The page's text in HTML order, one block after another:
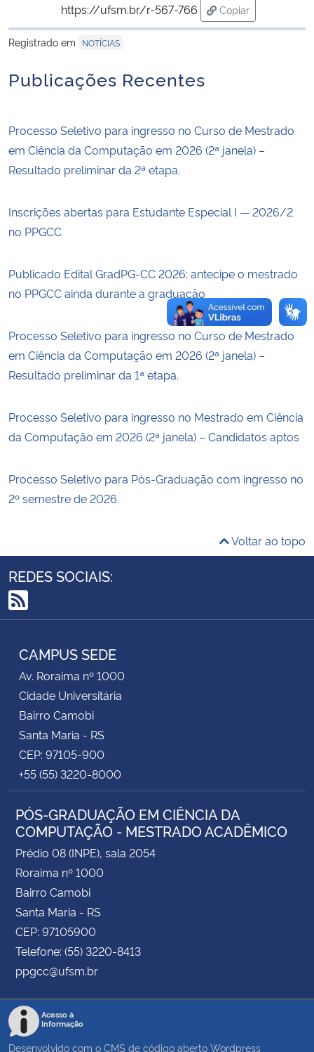
Ministério do Desenvolvimento Regional
Secretaria de Governo
Gabinete de Segurança Institucional
Banco Central do Brasil
https://ufsm.br/r-567-766
Copiar
para área de
Registrado em
NOTÍCIAS
Publicações Recentes
Processo Seletivo para ingresso no Curso de Mestrado
em Ciência da Computação em 2026 (2ª janela) –
Resultado preliminar da 2ª etapa.
Inscrições abertas para Estudante Especial I — 2026/2
no PPGCC
Publicado Edital GradPG-CC 2026: antecipe o mestrado
no PPGCC ainda durante a graduação
Processo Seletivo para ingresso no Curso de Mestrado
em Ciência da Computação em 2026 (2ª janela) –
Resultado preliminar da 1ª etapa.
Processo Seletivo para ingresso no Mestrado em Ciência
da Computação em 2026 (2ª janela) – Candidatos aptos
Processo Seletivo para Pós-Graduação com ingresso no
2º semestre de 2026.
Voltar ao topo
REDES SOCIAIS:
RSS
CAMPUS SEDE
Av. Roraima nº 1000
Cidade Universitária
Bairro Camobi
Santa Maria - RS
CEP: 97105-900
+55 (55) 3220-8000
PÓS-GRADUAÇÃO EM CIÊNCIA DA
COMPUTAÇÃO - MESTRADO ACADÊMICO
Prédio 08 (INPE), sala 2054
Roraima nº 1000
Bairro Camobi
Santa Maria - RS
CEP: 97105900
Telefone: (55) 3220-8413
ppgcc@ufsm.br
Acesso à
Informação
Desenvolvido com o CMS de código aberto Wordpress